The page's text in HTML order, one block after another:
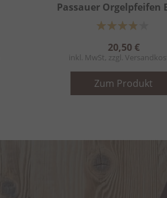
Passauer Orgelpfeifen
20,50 €
inkl. MwSt, zzgl.
Bewertung:
Zum Produkt